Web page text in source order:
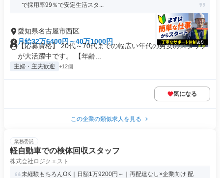
で採用率99％で安定生活スタ...
愛知県名古屋市西区
月給32万6400円～40万1000円
【応募資格】 20代～70代までの幅広い年代の男女のスタッフ
が大活躍中です。 【年齢...
主婦・主夫歓迎 +12個
気になる
この企業の類似求人を見る
業務委託
軽自動車での検体回収スタッフ
株式会社ロジクエスト
未経験もちろんOK｜日額1万9200円～｜再配達なし×企業向け 配